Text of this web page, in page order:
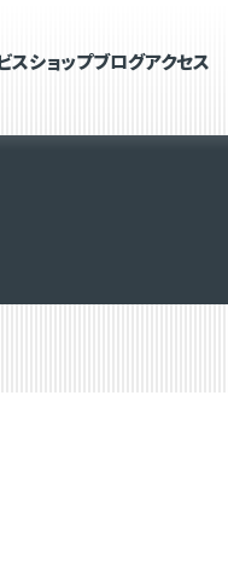
スショップブログアクセス